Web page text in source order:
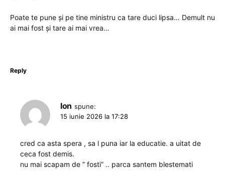
Poate te pune și pe tine ministru ca tare duci lipsa… Demult nu
ai mai fost și tare ai mai vrea…
Reply
Ion spune:
15 iunie 2026 la 17:28
cred ca asta spera , sa l puna iar la educatie. a uitat de
ceca fost demis.
nu mai scapam de ” fosti” .. parca santem blestemati